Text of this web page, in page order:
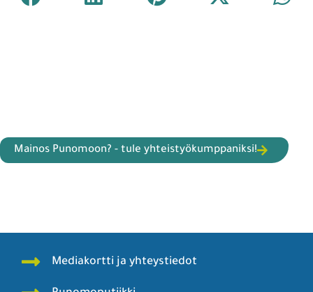
Mainos Punomoon? - tule yhteistyökumppaniksi!
Mediakortti ja yhteystiedot